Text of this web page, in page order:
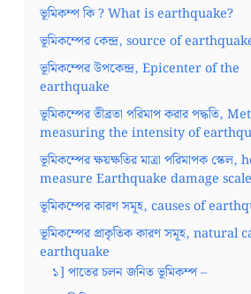
ভূমিকম্প কি ? What is earthquake?
ভূমিকম্পের কেন্দ্র, source of
ভূমিকম্পের উপকেন্দ্র, Epicenter of the
earthquake
ভূমিকম্পের তীব্রতা পরিমাপ করার পদ্ধতি,
measuring the intensity of
ভূমিকম্পের ক্ষয়ক্ষতির মাত্রা পরিমাপক
measure Earthquake damage scale
ভূমিকম্পের কারণ সমূহ, causes of
ভূমিকম্পের প্রাকৃতিক কারণ সমূহ, natural
earthquake
১] পাতের চলন জনিত ভূমিকম্প –